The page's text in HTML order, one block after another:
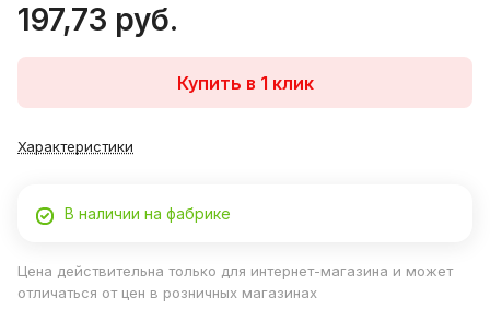
197,73 руб.
Купить в 1 клик
Характеристики
В наличии на фабрике
Цена действительна только для интернет-магазина и может
отличаться от цен в розничных магазинах